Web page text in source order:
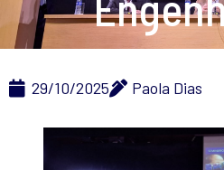
29/10/2025 Paola Dias